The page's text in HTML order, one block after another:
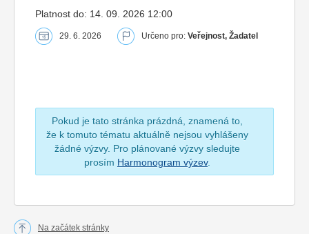
Platnost do: 14. 09. 2026 12:00
29. 6. 2026 Určeno pro: Veřejnost, Žadatel
Pokud je tato stránka prázdná, znamená to,
že k tomuto tématu aktuálně nejsou vyhlášeny
žádné výzvy. Pro plánované výzvy sledujte
prosím Harmonogram výzev.
Na začátek stránky